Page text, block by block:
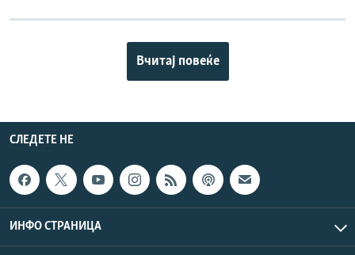
Вчитај повеќе
СЛЕДЕТЕ НЕ
ИНФО СТРАНИЦА